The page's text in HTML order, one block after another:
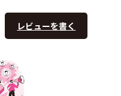
レビューを書く